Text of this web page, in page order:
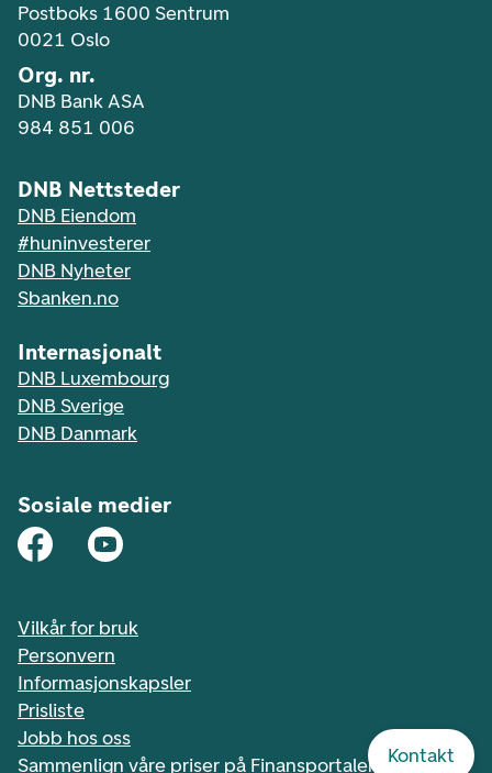
Kontakt
Postboks 1600 Sentrum
0021 Oslo
Org. nr.
DNB Bank ASA
984 851 006
DNB Nettsteder
DNB Eiendom
#huninvesterer
DNB Nyheter
Sbanken.no
Internasjonalt
DNB Luxembourg
DNB Sverige
DNB Danmark
Sosiale medier
Vilkår for bruk
Personvern
Informasjonskapsler
Prisliste
Jobb hos oss
Sammenlign våre priser på Finansportalen.no